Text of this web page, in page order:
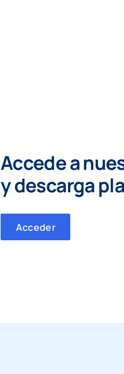
Accede a
ydescarga
Acceder